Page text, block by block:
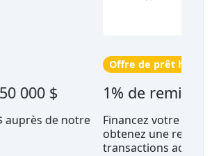
en argent avec nesto
hypothèque avec nesto et
en argent de 1 % sur les
jusqu'à 13 754 $.